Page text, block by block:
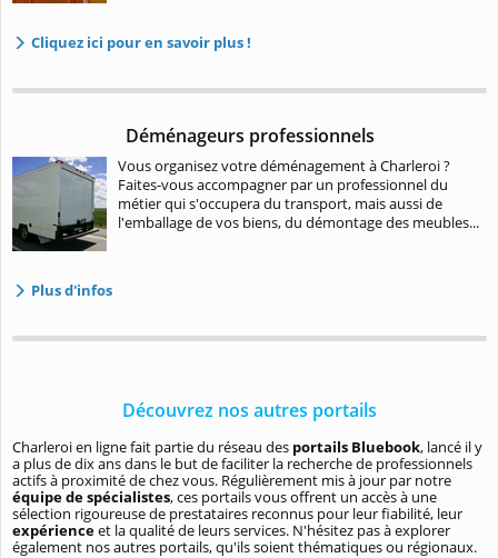
Cliquez ici pour en savoir plus !
Déménageurs professionnels
Vous organisez votre déménagement à Charleroi ?
Faites-vous accompagner par un professionnel du
métier qui s'occupera du transport, mais aussi de
l'emballage de vos biens, du démontage des meubles...
Plus d'infos
Découvrez nos autres portails
Charleroi en ligne fait partie du réseau des portails Bluebook, lancé il y
a plus de dix ans dans le but de faciliter la recherche de professionnels
actifs à proximité de chez vous. Régulièrement mis à jour par notre
équipe de spécialistes, ces portails vous offrent un accès à une
sélection rigoureuse de prestataires reconnus pour leur fiabilité, leur
expérienceet la qualité de leurs services. N'hésitez pas à explorer
également nos autres portails, qu'ils soient thématiques ou régionaux.